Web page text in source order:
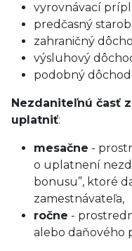
vyrovnávací
predčasný
zahraničný
výsluhový
podobný
Nezdaniteľnú časť
uplatniť:
mesačne -
o uplatnení
bonusu”, ktoré
zamestnávateľa,
ročne -
alebo daňového